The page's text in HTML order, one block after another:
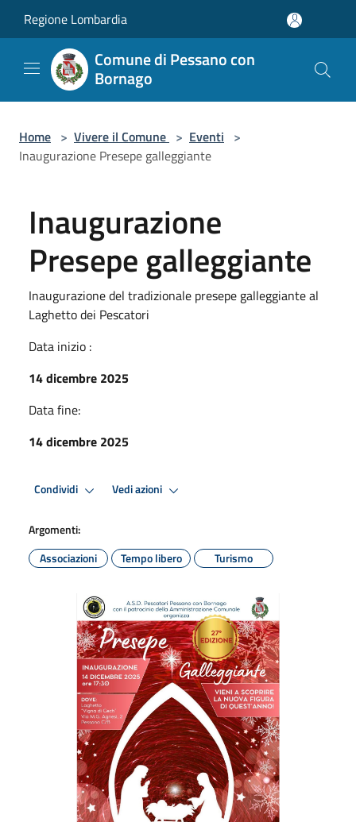
Regione Lombardia
Comune di Pessano con
Bornago
Home > Vivere il Comune > Eventi >
Inaugurazione Presepe galleggiante
Inaugurazione
Presepe galleggiante
Inaugurazione del tradizionale presepe galleggiante al
Laghetto dei Pescatori
Data inizio :
14 dicembre 2025
Data fine:
14 dicembre 2025
Condividi Vedi azioni
Argomenti:
Associazioni
Tempo libero Turismo